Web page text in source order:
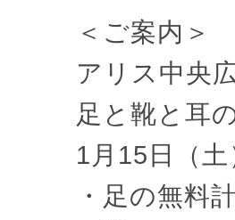
＜ご案内＞
アリス中央
足と靴と耳
1月15日（
・足の無料